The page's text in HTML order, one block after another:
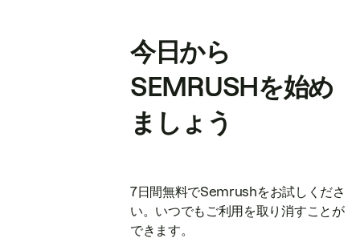
今日から
SEMRUSHを始め
ましょう
7日間無料でSemrushをお試しくださ
い。いつでもご利用を取り消すことが
できます。